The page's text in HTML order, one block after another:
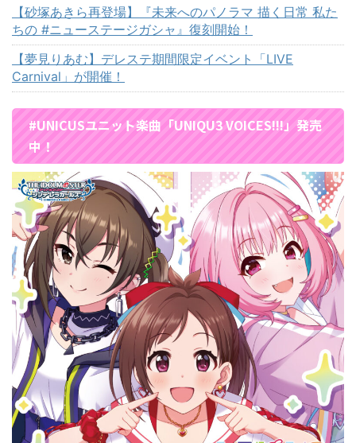
【砂塚あきら再登場】『未来へのパノラマ 描く日常 私た
ちの #ニューステージガシャ』復刻開始！
【夢見りあむ】デレステ期間限定イベント「LIVE
Carnival」が開催！
#UNICUSユニット楽曲「UNIQU3 VOICES!!!」発売
中！